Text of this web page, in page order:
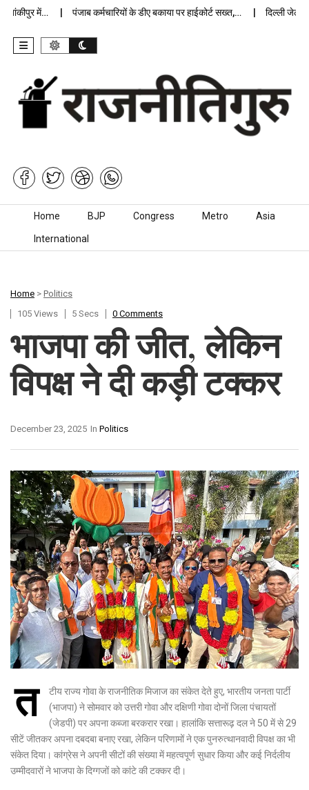
में… पंजाब कर्मचारियों के डीए बकाया पर हाईकोर्ट सख्त,… दिल्ली जेलों में
Skip to content
Home BJP Congress Metro Asia
International
Home > Politics
105 Views
5 Secs 0 Comments
भाजपा की जीत, लेकिन
विपक्ष ने दी कड़ी टक्कर
In Politics
December 23, 2025
त
टीय राज्य गोवा के राजनीतिक मिजाज का संकेत देते हुए, भारतीय जनता पार्टी
(भाजपा) ने सोमवार को उत्तरी गोवा और दक्षिणी गोवा दोनों जिला पंचायतों
(जेडपी) पर अपना कब्जा बरकरार रखा। हालांकि सत्तारूढ़ दल ने 50 में से 29
सीटें जीतकर अपना दबदबा बनाए रखा, लेकिन परिणामों ने एक पुनरुत्थानवादी विपक्ष का भी
संकेत दिया। कांग्रेस ने अपनी सीटों की संख्या में महत्वपूर्ण सुधार किया और कई निर्दलीय
उम्मीदवारों ने भाजपा के दिग्गजों को कांटे की टक्कर दी।